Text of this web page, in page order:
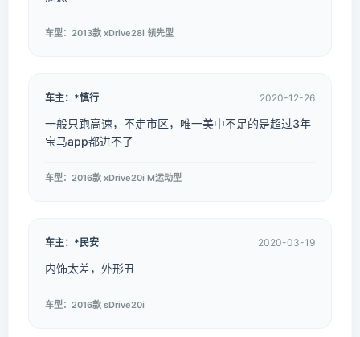
车型：2013款 xDrive28i 领先型
车主：*慎行 2020-12-26
一般只跑高速，不走市区，唯一美中不足的是超过3年
宝马app都进不了
车型：2016款 xDrive20i M运动型
车主：*民安 2020-03-19
内饰太差，外形丑
车型：2016款 sDrive20i